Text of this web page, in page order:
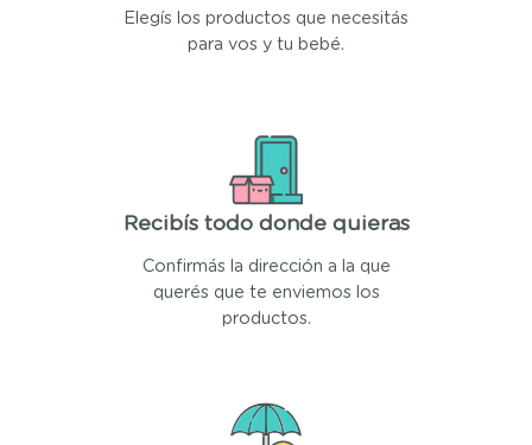
Elegís los productos que necesitás
para vos y tu bebé.
Recibís todo donde quieras
Confirmás la dirección a la que
querés que te enviemos los
productos.